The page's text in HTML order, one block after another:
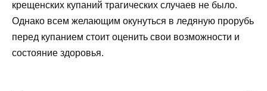
крещенских купаний трагических случаев не было.
Однако всем желающим окунуться в ледяную прорубь
перед купанием стоит оценить свои возможности и
состояние здоровья.